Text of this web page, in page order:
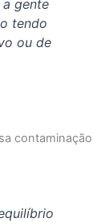
gente
tendo
ou de
contaminação